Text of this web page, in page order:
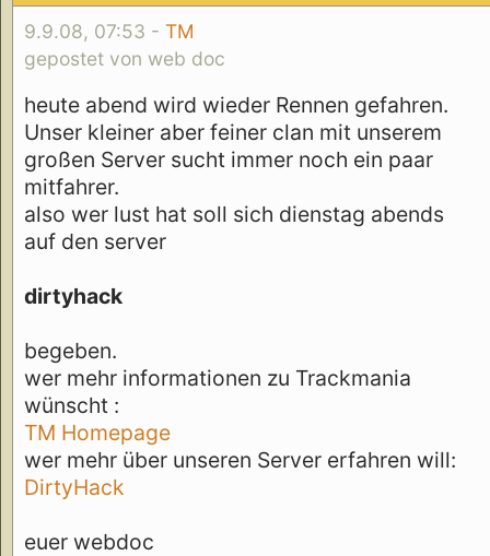
9.9.08, 07:53 - TM
gepostet von web doc
heute abend wird wieder Rennen gefahren.
Unser kleiner aber feiner clan mit unserem
großen Server sucht immer noch ein paar
mitfahrer.
also wer lust hat soll sich dienstag abends
auf den server
dirtyhack
begeben.
wer mehr informationen zu Trackmania
wünscht :
TM Homepage
wer mehr über unseren Server erfahren will:
DirtyHack
euer webdoc